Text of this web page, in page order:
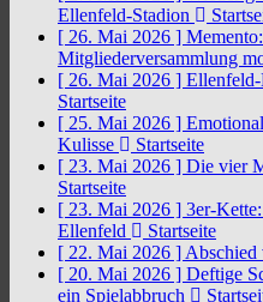
Ellenfeld-Stadion
[ 26. Mai 2026 ]
Mitgliederversammlung
[ 26. Mai 2026 ]
Startseite
[ 25. Mai 2026 ]
Kulisse
Startseite
[ 23. Mai 2026 ] Die vier
Startseite
[ 23. Mai 2026 ] 3er-
Ellenfeld
Startseite
[ 22. Mai 2026 ] Abschied
[ 20. Mai 2026 ] Deftige
ein Spielabbruch